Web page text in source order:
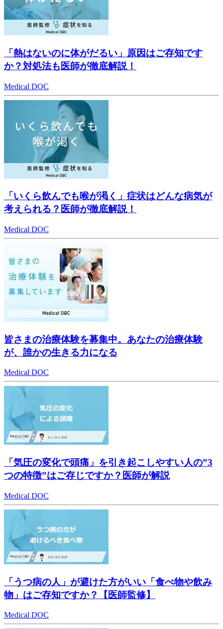
「熱はないのに体がだるい」原因はご存知です
か？対処法も医師が徹底解説！
Medical DOC
「いくら飲んでも喉が渇く」症状はどんな病気が
考えられる？医師が徹底解説！
Medical DOC
皆さまの治療体験を募集中。あなたの治療体験
が、誰かの生きる力になる
Medical DOC
「気圧の変化で頭痛」を引き起こしやすい人の”3
つの特徴”はご存じですか？医師が解説
Medical DOC
「うつ病の人」が避けた方がいい「食べ物や飲み
物」はご存知ですか？【医師監修】
Medical DOC